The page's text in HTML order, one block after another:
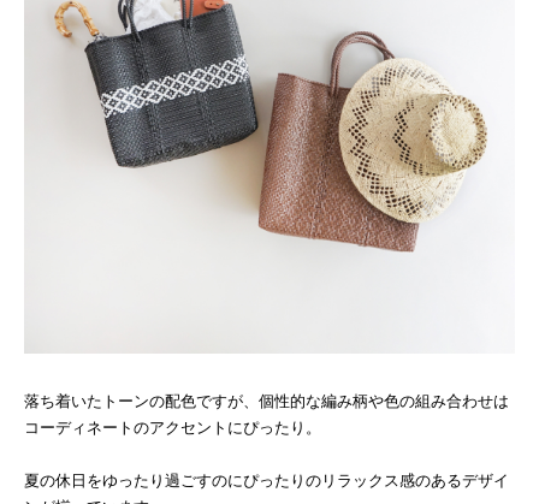
落ち着いたトーンの配色ですが、個性的な編み柄や色の組み合わせは
コーディネートのアクセントにぴったり。
夏の休日をゆったり過ごすのにぴったりのリラックス感のあるデザイ